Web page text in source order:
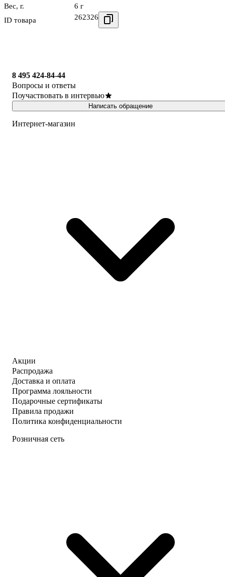
Вес, г.
6 г
ID товара
262326
8 495 424-84-44
Вопросы и ответы
Поучаствовать в интервью
Написать обращение
Интернет-магазин
Акции
Распродажа
Доставка и оплата
Программа лояльности
Подарочные сертификаты
Правила продажи
Политика конфиденциальности
Розничная сеть